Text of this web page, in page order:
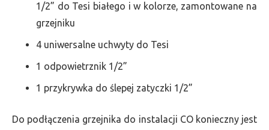
1/2” do Tesi białego i w kolorze, zamontowane na
grzejniku
4 uniwersalne uchwyty do Tesi
1 odpowietrznik 1/2”
1 przykrywka do ślepej zatyczki 1/2”
Do podłączenia grzejnika do instalacji CO konieczny jest